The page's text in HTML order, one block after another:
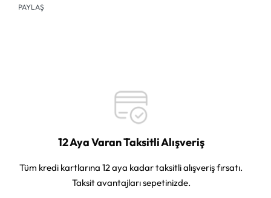
PAYLAŞ
12 Aya Varan Taksitli Alışveriş
Tüm kredi kartlarına 12 aya kadar taksitli alışveriş fırsatı.
Taksit avantajları sepetinizde.